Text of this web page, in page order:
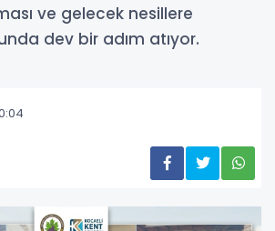
ve gelecek nesillere
dev bir adım atıyor.